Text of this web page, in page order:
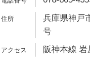
兵庫県神戸
号
阪神本線